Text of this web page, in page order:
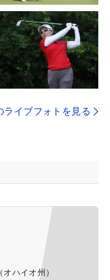
ライブフォトを見る
ハイオ州）